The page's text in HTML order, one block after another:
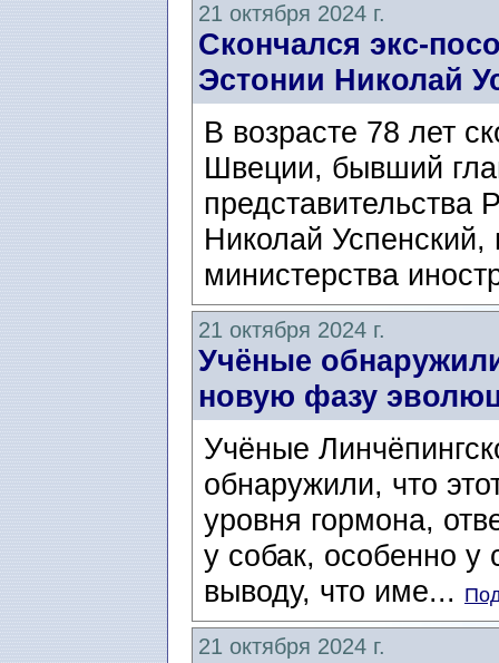
21 октября 2024 г.
Скончался экс-
Эстонии Николай
В возрасте 78 лет
Швеции, бывший
представительства
Николай Успенский,
министерства
21 октября 2024 г.
Учёные
новую фазу
Учёные
обнаружили, что
уровня гормона,
у собак, особенно
выводу, что име...
21 октября 2024 г.